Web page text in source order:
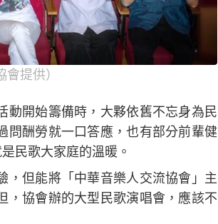
提供）
動開始籌備時，大夥依舊不忘身為民
問酬勞就一口答應，也有部分前輩健
民歌大家庭的溫暖。
，但能將「中華音樂人交流協會」主
，協會辦的大型民歌演唱會，應該不